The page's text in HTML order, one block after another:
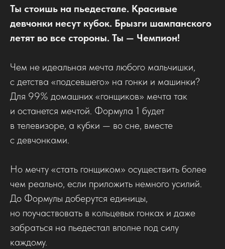
Ты стоишь на пьедестале. Красивые
девчонки несут кубок. Брызги шампанского
летят во все стороны. Ты — Чемпион!
Чем не идеальная мечта любого мальчишки,
с детства «подсевшего» на гонки и машинки?
Для 99% домашних «гонщиков» мечта так
и останется мечтой. Формула 1 будет
в телевизоре, а кубки — во сне, вместе
с девчонками.
Но мечту «стать гонщиком» осуществить более
чем реально, если приложить немного усилий.
До Формулы доберутся единицы,
но поучаствовать в кольцевых гонках и даже
забраться на пьедестал вполне под силу
каждому.